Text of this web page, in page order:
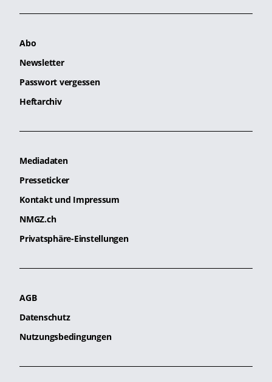
Abo
Newsletter
Passwort vergessen
Heftarchiv
Mediadaten
Presseticker
Kontakt und Impressum
NMGZ.ch
Privatsphäre-Einstellungen
AGB
Datenschutz
Nutzungsbedingungen